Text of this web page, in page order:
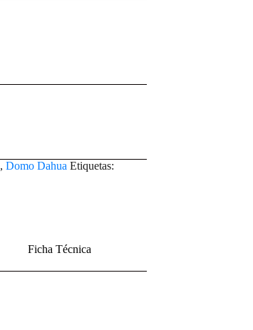
, Domo Dahua Etiquetas:
Ficha Técnica